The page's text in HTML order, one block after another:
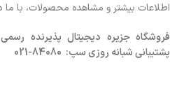
اطلاعات بیشتر و مشاهده محصولات، با
فروشگاهجزیره دیجیتال پذیرنده
پشتیبانی شبانه روزی سپ: 84080-021